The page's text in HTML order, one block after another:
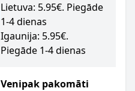
Lietuva: 5.95€. Piegāde
1-4 dienas
Igaunija: 5.95€.
Piegāde 1-4 dienas
Venipak pakomāti